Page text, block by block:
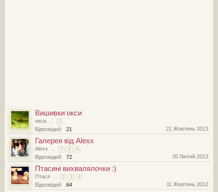
Вишивки окси
окса ... 2
Відповідей: 21 21 Жовтень 2013
Галерея від Alexx
Alexx ... 2 3 4
Відповідей: 72 20 Лютий 2013
Птасині вихвалялочки :)
Птася ... 2 3 4
Відповідей: 64 11 Жовтень 2012